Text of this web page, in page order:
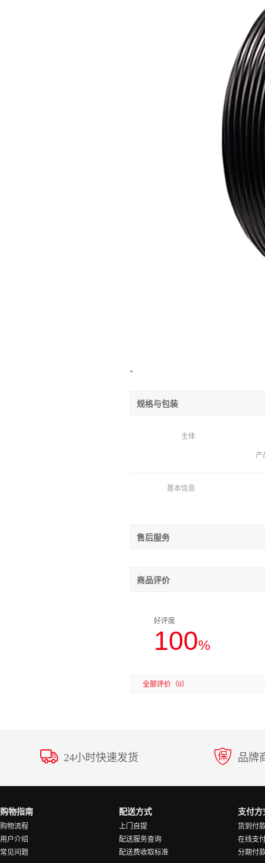
"
规格与包装
主体
产
基本信息
售后服务
商品评价
好评度
100%
全部评价 （0）
24小时快速发货 品牌
购物指南
购物流程
用户介绍
常见问题
配送方式
上门自提
配送服务查询
配送费收取标准
支付方
货到付
在线支
分期付